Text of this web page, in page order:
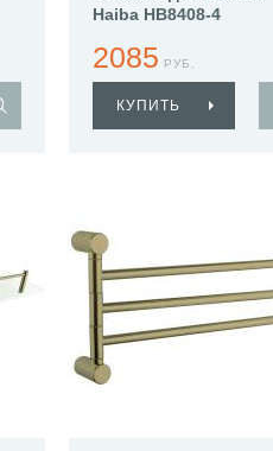
Haiba HB8408-4
2085 РУБ.
КУПИТЬ